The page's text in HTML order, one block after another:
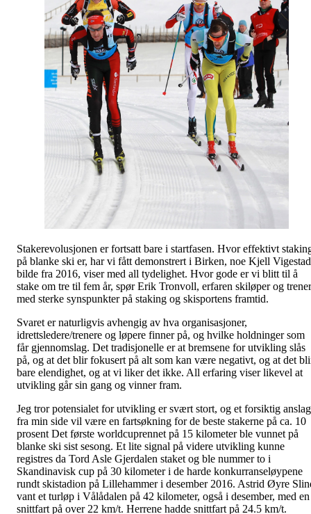
Stakerevolusjonen er fortsatt bare i startfasen. Hvor effektivt
på blanke ski er, har vi fått demonstrert i Birken, noe Kjell
bilde fra 2016, viser med all tydelighet. Hvor gode er vi blitt til å
stake om tre til fem år, spør Erik Tronvoll, erfaren skiløper og trener
med sterke synspunkter på staking og skisportens framtid.
Svaret er naturligvis avhengig av hva organisasjoner,
idrettsledere/trenere og løpere finner på, og hvilke holdninger som
får gjennomslag. Det tradisjonelle er at bremsene for utvikling slås
på, og at det blir fokusert på alt som kan være negativt, og at det
bare elendighet, og at vi liker det ikke. All erfaring viser likevel at
utvikling går sin gang og vinner fram.
Jeg tror potensialet for utvikling er svært stort, og et forsiktig anslag
fra min side vil være en fartsøkning for de beste stakerne på ca. 10
prosent Det første worldcuprennet på 15 kilometer ble vunnet på
blanke ski sist sesong. Et lite signal på videre utvikling kunne
registres da Tord Asle Gjerdalen staket og ble nummer to i
Skandinavisk cup på 30 kilometer i de harde konkurranseløypene
rundt skistadion på Lillehammer i desember 2016. Astrid Øyre
vant et turløp i Vålådalen på 42 kilometer, også i desember, med en
snittfart på over 22 km/t. Herrene hadde snittfart på 24.5 km/t.